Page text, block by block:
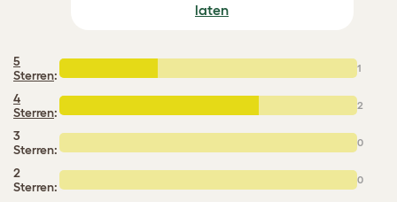
laten
5
Sterren: 1
4
Sterren: 2
3
Sterren:
0
2
Sterren:
0